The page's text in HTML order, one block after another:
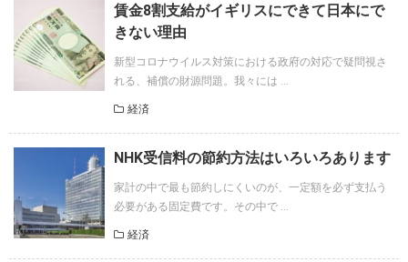
賃金8割支給がイギリスにできて日本にで
きない理由
新型コロナウイルス対策における政府の対応で疑問視さ
れる、補償の財源問題。我々には ...
経済
NHK受信料の節約方法はいろいろあります
家計の中で最も節約しにくいのが、一定額を必ず支払う
必要がある固定費です。その中で ...
経済